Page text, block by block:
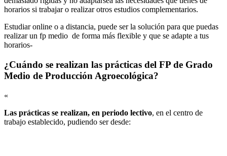
horarios si trabajar o realizar otros estudios complementarios.
Estudiar online o a distancia, puede ser la solución para que puedas
realizar un fp medio de forma más flexible y que se adapte a tus
horarios-
¿Cuándo se realizan las prácticas del FP de Grado
Medio de Producción Agroecológica?
«
Las prácticas se realizan, en periodo lectivo, en el centro de
trabajo establecido, pudiendo ser desde: